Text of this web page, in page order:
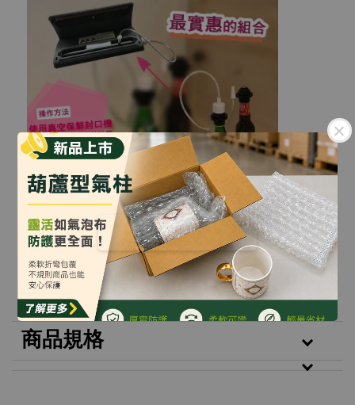
真空外抽管一樣為矽膠材質，柔軟性高，方便將瓶塞套入
瓶口，操作也相當省力。
商品規格